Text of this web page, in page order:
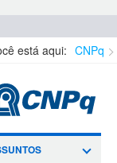
está aqui: CNPq